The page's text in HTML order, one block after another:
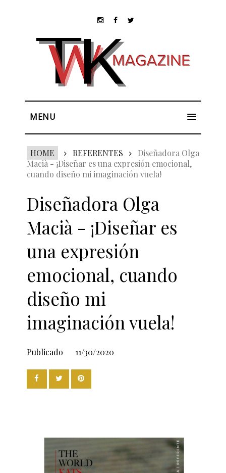
MENU
HOME REFERENTES
Diseñadora Olga
Macià - ¡Diseñar es una expresión emocional,
cuando diseño mi imaginación vuela!
Diseñadora Olga
Macià - ¡Diseñar es
una expresión
emocional, cuando
diseño mi
imaginación vuela!
Publicado 11/30/2020